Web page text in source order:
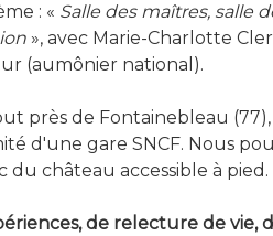
: « Salle des maîtres, salle
», avec Marie-Charlotte
(aumônier national).
près de Fontainebleau
d'une gare SNCF. Nous
du château accessible à pied.
de relecture de vie,